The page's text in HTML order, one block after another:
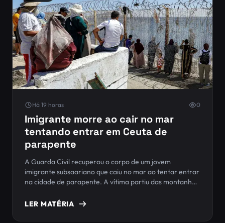
Há 19 horas 0
Imigrante morre ao cair no mar
tentando entrar em Ceuta de
parapente
A Guarda Civil recuperou o corpo de um jovem
imigrante subsaariano que caiu no mar ao tentar entrar
na cidade de parapente. A vítima partiu das montanhas
LER MATÉRIA